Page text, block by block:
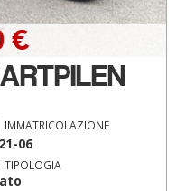
€
IMMATRICOLAZIONE
06
TIPOLOGIA